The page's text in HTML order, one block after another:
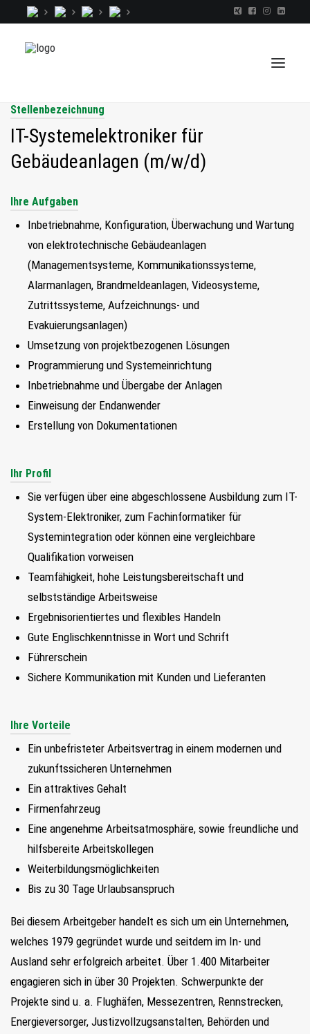
TALENTINDEX
RECRUITING
COACHING
JOBS
EXTRA
KOPF
FIND MY JOB
JETZT BEWERBEN
Stellenbezeichnung
IT-Systemelektroniker für
Gebäudeanlagen (m/w/d)
Ihre Aufgaben
Inbetriebnahme, Konfiguration, Überwachung und Wartung
von elektrotechnische Gebäudeanlagen
(Managementsysteme, Kommunikationssysteme,
Alarmanlagen, Brandmeldeanlagen, Videosysteme,
Zutrittssysteme, Aufzeichnungs- und
Evakuierungsanlagen)
Umsetzung von projektbezogenen Lösungen
Programmierung und Systemeinrichtung
Inbetriebnahme und Übergabe der Anlagen
Einweisung der Endanwender
Erstellung von Dokumentationen
Ihr Profil
Sie verfügen über eine abgeschlossene Ausbildung zum IT-
System-Elektroniker, zum Fachinformatiker für
Systemintegration oder können eine vergleichbare
Qualifikation vorweisen
Teamfähigkeit, hohe Leistungsbereitschaft und
selbstständige Arbeitsweise
Ergebnisorientiertes und flexibles Handeln
Gute Englischkenntnisse in Wort und Schrift
Führerschein
Sichere Kommunikation mit Kunden und Lieferanten
Ihre Vorteile
Ein unbefristeter Arbeitsvertrag in einem modernen und
zukunftssicheren Unternehmen
Ein attraktives Gehalt
Firmenfahrzeug
Eine angenehme Arbeitsatmosphäre, sowie freundliche und
hilfsbereite Arbeitskollegen
Weiterbildungsmöglichkeiten
Bis zu 30 Tage Urlaubsanspruch
Bei diesem Arbeitgeber handelt es sich um ein Unternehmen,
welches 1979 gegründet wurde und seitdem im In- und
Ausland sehr erfolgreich arbeitet. Über 1.400 Mitarbeiter
engagieren sich in über 30 Projekten. Schwerpunkte der
Projekte sind u. a. Flughäfen, Messezentren, Rennstrecken,
Energieversorger, Justizvollzugsanstalten, Behörden und